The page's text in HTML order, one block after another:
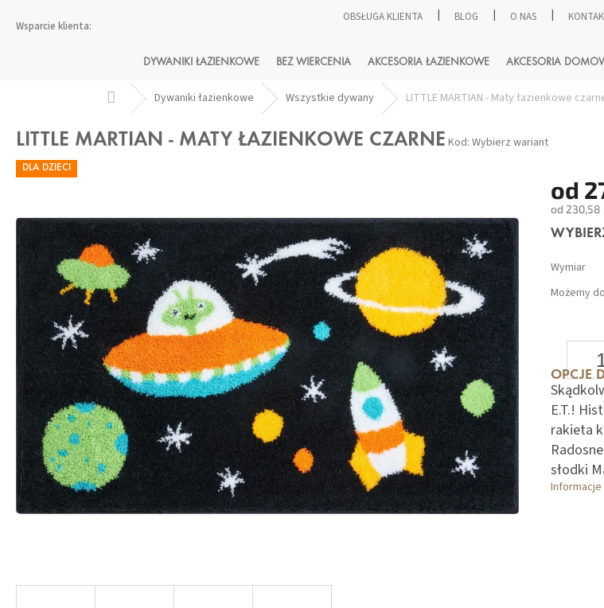
OBSŁUGA KLIENTA BLOG O NAS
DYWANIKI ŁAZIENKOWE BEZ WIERCENIA AKCESORIA ŁAZIENKOWE AKCESORIA
Home Dywaniki łazienkowe Wszystkie dywany LITTLE MARTIAN - Maty łazienkowe
LITTLE MARTIAN - MATY ŁAZIENKOWE CZARNE Kod: Wybierz wariant
DLA DZIECI
od
od 230,58
Cena
Wymiar
Możemy
OPCJE
E.T.!
rakieta
słodki